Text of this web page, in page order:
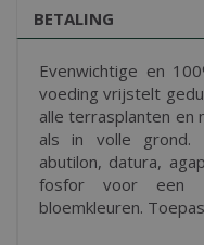
BETALING
Evenwichtige en
voeding vrijstelt
alle terrasplanten en
als in volle grond.
abutilon, datura,
fosfor voor een
bloemkleuren.